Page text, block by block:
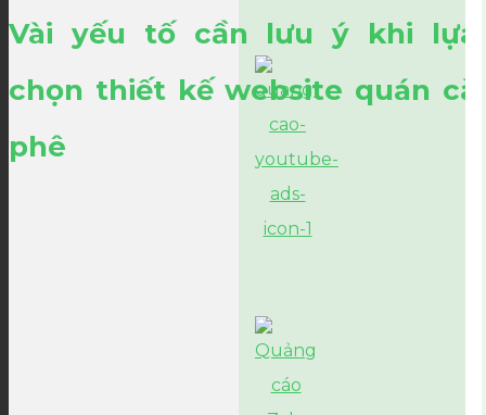
Vài yếu tố cần lưu ý khi lựa
chọn thiết kế website quán cà
phê